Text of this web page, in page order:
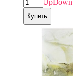
UpDown
Купить